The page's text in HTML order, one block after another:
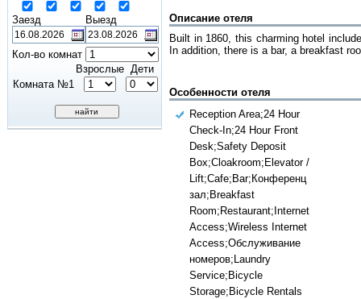
Заезд Выезд
Кол-во комнат
Взрослые Дети
Комната №1
Описание отеля
Built in 1860, this charming hotel
In addition, there is a bar, a breakfast
Особенности отеля
Reception Area;24 Hour
Check-In;24 Hour Front
Desk;Safety Deposit
Box;Cloakroom;Elevator /
Lift;Cafe;Bar;Конференц
зал;Breakfast
Room;Restaurant;Internet
Access;Wireless Internet
Access;Обслуживание
номеров;Laundry
Service;Bicycle
Storage;Bicycle Rentals